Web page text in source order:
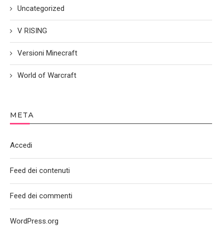
Uncategorized
V RISING
Versioni Minecraft
World of Warcraft
META
Accedi
Feed dei contenuti
Feed dei commenti
WordPress.org